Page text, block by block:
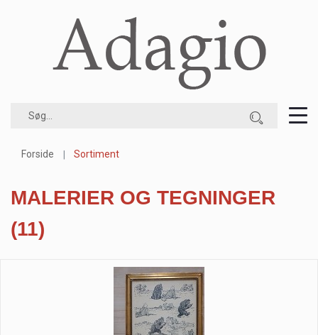
Forside Sortiment
MALERIER OG TEGNINGER
(11)